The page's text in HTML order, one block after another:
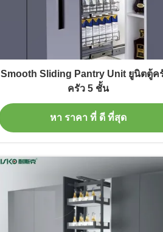
Smooth Sliding Pantry Unit ยูนิตตู้ค
ครัว 5 ชั้น
หา ราคา ที่ ดี ที่สุด